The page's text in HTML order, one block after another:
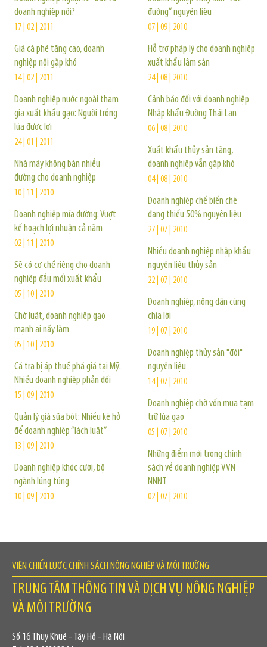
doanh nghiệp nội?
17 | 02 | 2011
Giá cà phê tăng cao, doanh
nghiệp nội gặp khó
14 | 02 | 2011
Doanh nghiệp nước ngoài tham
gia xuất khẩu gạo: Người trồng
lúa được lợi
24 | 01 | 2011
Nhà máy không bán nhiều
đường cho doanh nghiệp
10 | 11 | 2010
Doanh nghiệp mía đường: Vượt
kế hoạch lợi nhuận cả năm
02 | 11 | 2010
Sẽ có cơ chế riêng cho doanh
nghiệp đầu mối xuất khẩu
05 | 10 | 2010
Chờ luật, doanh nghiệp gạo
mạnh ai nấy làm
05 | 10 | 2010
Cá tra bị áp thuế phá giá tại Mỹ:
Nhiều doanh nghiệp phản đối
15 | 09 | 2010
Quản lý giá sữa bột: Nhiều kẽ hở
để doanh nghiệp “lách luật”
13 | 09 | 2010
Doanh nghiệp khóc cười, bộ
ngành lúng túng
10 | 09 | 2010
đường” nguyên liệu
07 | 09 | 2010
Hỗ trợ pháp lý cho doanh nghiệp
xuất khẩu lâm sản
24 | 08 | 2010
Cảnh báo đối với doanh nghiệp
Nhập khẩu Đường Thái Lan
06 | 08 | 2010
Xuất khẩu thủy sản tăng,
doanh nghiệp vẫn gặp khó
04 | 08 | 2010
Doanh nghiệp chế biến chè
đang thiếu 50% nguyên liệu
27 | 07 | 2010
Nhiều doanh nghiệp nhập khẩu
nguyên liệu thủy sản
22 | 07 | 2010
Doanh nghiệp, nông dân cùng
chia lời
19 | 07 | 2010
Doanh nghiệp thủy sản "đói"
nguyên liệu
14 | 07 | 2010
Doanh nghiệp chờ vốn mua tạm
trữ lúa gạo
05 | 07 | 2010
Những điểm mới trong chính
sách về doanh nghiệp VVN
NNNT
02 | 07 | 2010
VIỆN CHIẾN LƯỢC CHÍNH SÁCH NÔNG NGHIỆP VÀ MÔI TRƯỜNG
TRUNG TÂM THÔNG TIN VÀ DỊCH VỤ NÔNG NGHIỆP
VÀ MÔI TRƯỜNG
Số 16 Thụy Khuê - Tây Hồ - Hà Nội